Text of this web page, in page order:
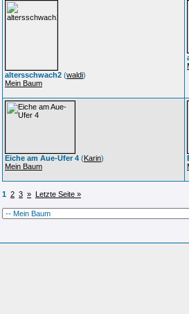
altersschwach2 (waldi)
Mein Baum
Eiche am Aue-Ufer 4 (Karin)
Mein Baum
1 2 3 » Letzte Seite »